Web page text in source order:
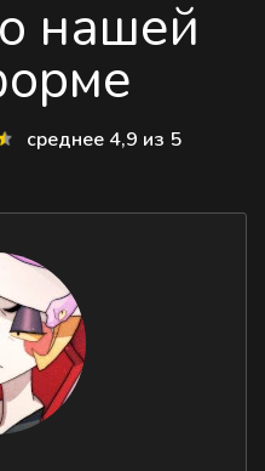
нашей
среднее 4,9 из 5